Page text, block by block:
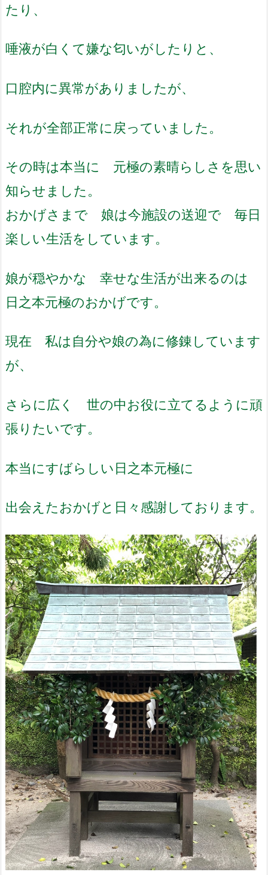
たり、
唾液が白くて嫌な匂いがしたりと、
口腔内に異常がありましたが、
それが全部正常に戻っていました。
その時は本当に 元極の素晴らしさを思い
知らせました。
おかげさまで 娘は今施設の送迎で 毎日
楽しい生活をしています。
娘が穏やかな 幸せな生活が出来るのは
日之本元極のおかげです。
現在 私は自分や娘の為に修錬しています
が、
さらに広く 世の中お役に立てるように頑
張りたいです。
本当にすばらしい日之本元極に
出会えたおかげと日々感謝しております。